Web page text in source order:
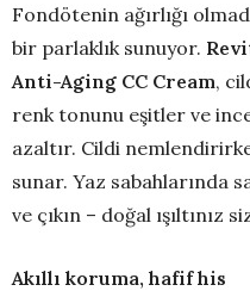
Fondötenin ağırlığı
bir parlaklık sunuyor.
Anti-Aging CC Cream,
renk tonunu eşitler ve
azaltır. Cildi
sunar. Yaz sabahlarında
ve çıkın – doğal ışıltınız
Akıllı koruma, hafif his